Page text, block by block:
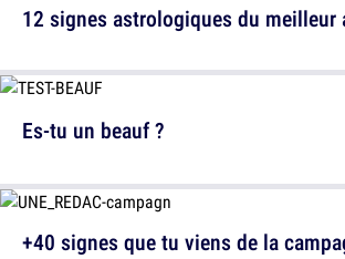
12 signes astrologiques du meilleur
Es-tu un beauf ?
+40 signes que tu viens de la